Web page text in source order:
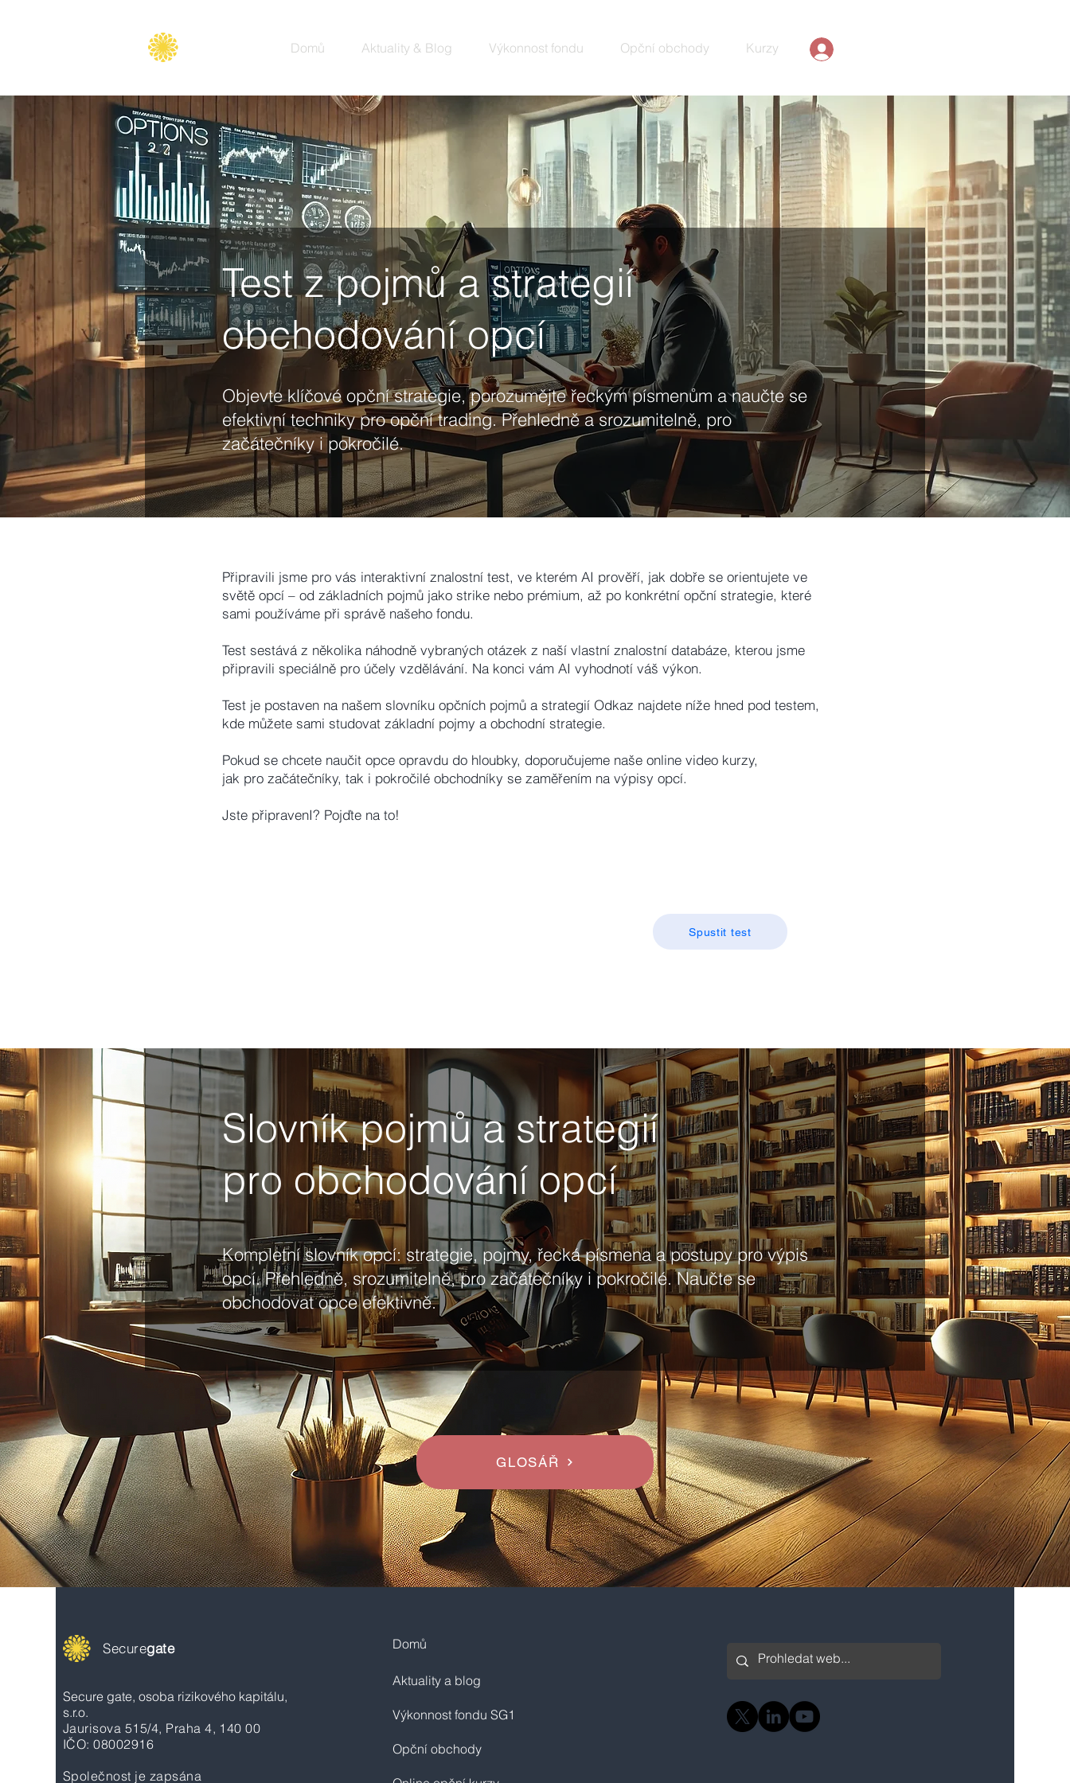
Domů Aktuality & Blog Výkonnost fondu Opční obchody Kurzy
Test z pojmů a strategií
obchodování opcí
Objevte klíčové opční strategie, porozumějte řeckým písmenům a naučte se
efektivní techniky pro opční trading. Přehledně a srozumitelně, pro
začátečníky i pokročilé.
Připravili jsme pro vás interaktivní znalostní test, ve kterém AI prověří, jak dobře se orientujete ve
světě opcí – od základních pojmů jako strike nebo prémium, až po konkrétní opční strategie, které
sami používáme při správě našeho fondu.
Test sestává z několika náhodně vybraných otázek z naší vlastní znalostní databáze, kterou jsme
připravili speciálně pro účely vzdělávání. Na konci vám AI vyhodnotí váš výkon.
Test je postaven na našem slovníku opčních pojmů a strategií Odkaz najdete níže hned pod testem,
kde můžete sami studovat základní pojmy a obchodní strategie.
Pokud se chcete naučit opce opravdu do hloubky, doporučujeme naše online video kurzy,
jak pro začátečníky, tak i pokročilé obchodníky se zaměřením na výpisy opcí.
Jste připravenI? Pojďte na to!
Spustit test
Slovník pojmů a strategií
pro obchodování opcí
Kompletní slovník opcí: strategie, pojmy, řecká písmena a postupy pro výpis
opcí. Přehledně, srozumitelně, pro začátečníky i pokročilé. Naučte se
obchodovat opce efektivně.
GLOSÁŘ
Securegate
Secure gate, osoba rizikového kapitálu,
s.r.o.
Jaurisova 515/4, Praha 4, 140 00
IČO: 08002916
Společnost je zapsána
Domů
Aktuality a blog
Výkonnost fondu SG1
Opční obchody